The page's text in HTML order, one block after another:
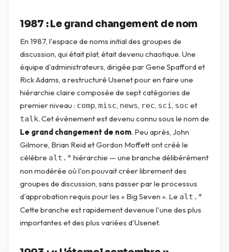
1987 : Le grand changement de nom
En 1987, l'espace de noms initial des groupes de
discussion, qui était plat, était devenu chaotique. Une
équipe d'administrateurs, dirigée par Gene Spafford et
Rick Adams, a restructuré Usenet pour en faire une
hiérarchie claire composée de sept catégories de
premier niveau : comp, misc, news, rec, sci, soc et
talk. Cet événement est devenu connu sous le nom de
Le grand changement de nom. Peu après, John
Gilmore, Brian Reid et Gordon Moffett ont créé le
célèbre alt.* hiérarchie — une branche délibérément
non modérée où l'on pouvait créer librement des
groupes de discussion, sans passer par le processus
d'approbation requis pour les « Big Seven ». Le alt.*
Cette branche est rapidement devenue l'une des plus
importantes et des plus variées d'Usenet.